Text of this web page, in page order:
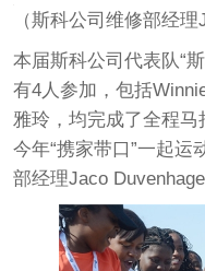
（斯科公司维修部经理
本届斯科公司代表队“
有4人参加，包括
雅玲，均完成了全程马
今年“携家带口”一起运
部经理Jaco